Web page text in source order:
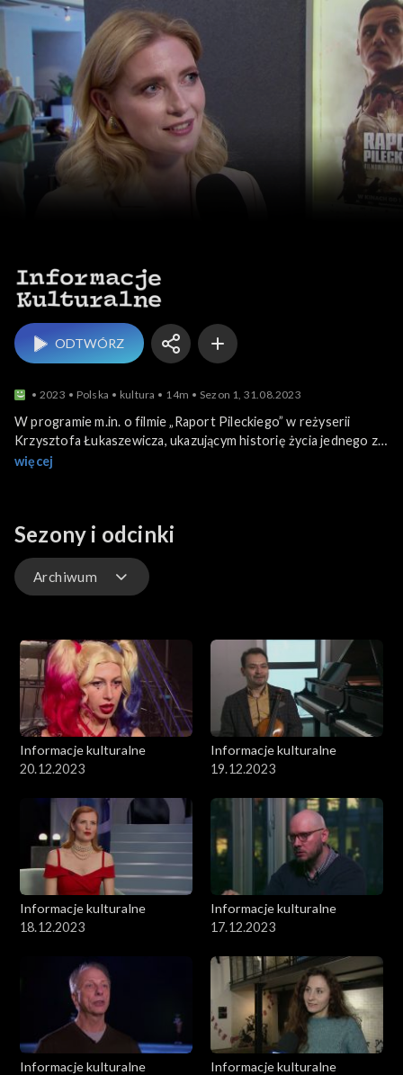
Informacje kulturalne
ODTWÓRZ
2023 Polska kultura 14m Sezon 1, 31.08.2023
W programie m.in. o filmie „Raport Pileckiego” w reżyserii
Krzysztofa Łukaszewicza, ukazującym historię życia jednego z
największych polskich bohaterów XX wieku. Oprócz tego w
oraz obejrzymy wystawę fotografii Jadwigi Janowskiej
„Bohater narodu” w gliwickiej Galerii Sztuki Współczesnej
ESTA. Nie zabraknie rekomendacji kulturalnych — jedną z nich
zaprezentuje Łukasz Adamski.
więcej
Sezony i odcinki
Archiwum
Archiwum
Informacje kulturalne
20.12.2023
Informacje kulturalne
19.12.2023
Informacje kulturalne
18.12.2023
Informacje kulturalne
17.12.2023
Informacje kulturalne
Informacje kulturalne